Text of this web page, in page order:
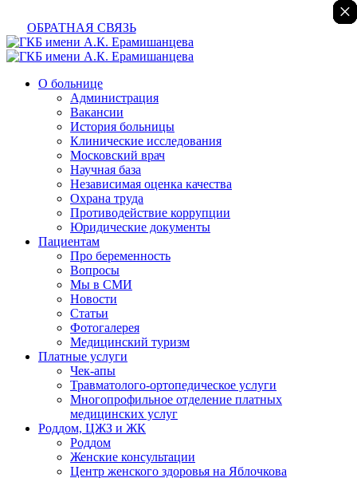
ОБРАТНАЯ СВЯЗЬ
О больнице
Администрация
Вакансии
История больницы
Клинические исследования
Московский врач
Научная база
Независимая оценка качества
Охрана труда
Противодействие коррупции
Юридические документы
Пациентам
Про беременность
Вопросы
Мы в СМИ
Новости
Статьи
Фотогалерея
Медицинский туризм
Платные услуги
Чек-апы
Травматолого-ортопедическое услуги
Многопрофильное отделение платных
медицинских услуг
Роддом, ЦЖЗ и ЖК
Роддом
Женские консультации
Центр женского здоровья на Яблочкова
×
×
×
×
×